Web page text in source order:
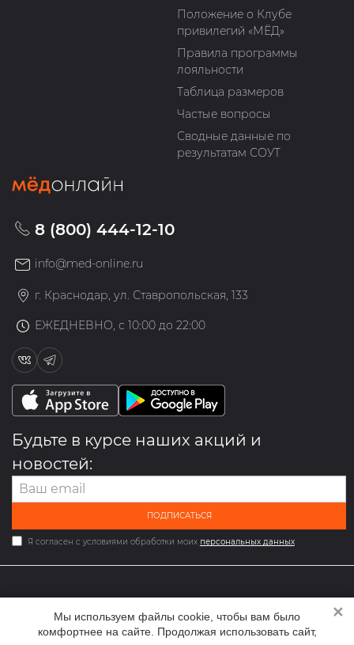
Мы используем файлы cookie, чтобы вам было
комфортнее на сайте. Продолжая использовать сайт,
✕
Положение о Клубе
привилегий «МЁД»
Правила программы
лояльности
Таблица размеров
Частые вопросы
Сводные данные по
результатам СОУТ
8 (800) 444-12-10
info@med-online.ru
г. Краснодар, ул. Ставропольская, 133
ЕЖЕДНЕВНО, с 10:00 до 22:00
Будьте в курсе наших акций и
новостей:
ПОДПИСАТЬСЯ
Я согласен с условиями обработки моих персональных данных
2026 © Мультибрендовый магазин одежды и обуви med-
online.ru